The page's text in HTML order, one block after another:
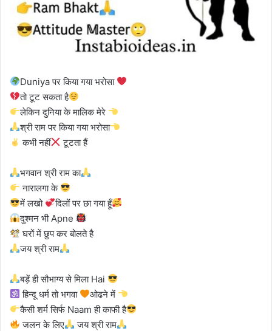
Duniya पर किया गया भरोसा
तो टूट सकता है
लेकिन दुनिया के मालिक मेरे
श्री राम पर किया गया भरोसा
कभी नहीं
टूटता हैं
भगवान श्री राम का
नारालगा के
में लखो
दिलों पर छा गया हूँ
दुश्मन भी Apne
घरों में छुप कर बोलते है
जय श्री राम
बड़ें ही सौभाग्य से मिला Hai
हिन्दू धर्म तो भगवा
ओढने में
कैसी शर्म सिर्फ Naam ही काफी है
जलन के लिए
जय श्री राम